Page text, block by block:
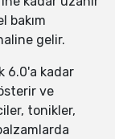
bakım
gelir.
6.0'a kadar
ve
tonikler,